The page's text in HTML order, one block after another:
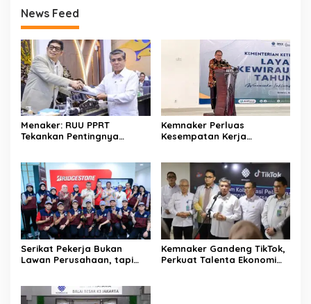
News Feed
Menaker: RUU PPRT
Tekankan Pentingnya
Kemnaker Perluas
Kesempatan Kerja
Serikat Pekerja Bukan
Lawan Perusahaan, tapi
Kemnaker Gandeng TikTok,
Perkuat Talenta Ekonomi